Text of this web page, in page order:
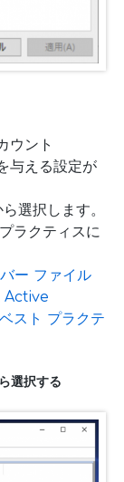
ウント
与える設定が
選択します。
ラクティスに
ー ファイル
Active
スト プラクテ
選択する